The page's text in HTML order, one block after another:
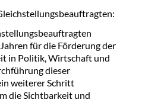
für die Förderung der
in Politik, Wirtschaft und
dieser
weiterer Schritt
die Sichtbarkeit und